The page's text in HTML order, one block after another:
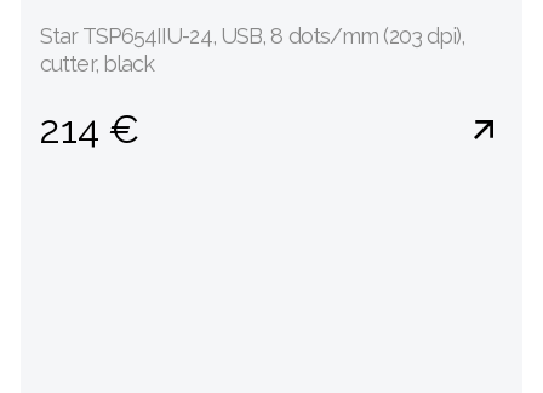
Star TSP654IIU-24, USB, 8 dots/mm (203 dpi),
cutter, black
214 €